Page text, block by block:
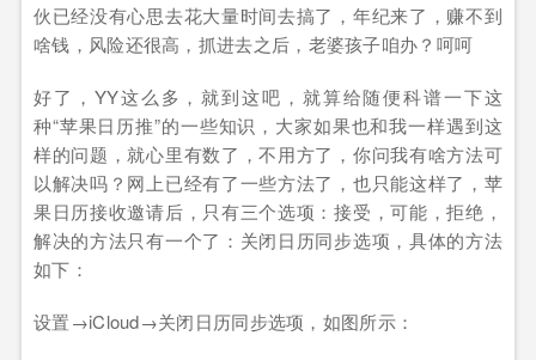
伙已经没有心思去花大量时间去搞了，年纪来了，赚不到
啥钱，风险还很高，抓进去之后，老婆孩子咱办？呵呵
好了，YY这么多，就到这吧，就算给随便科谱一下这
种“苹果日历推”的一些知识，大家如果也和我一样遇到这
样的问题，就心里有数了，不用方了，你问我有啥方法可
以解决吗？网上已经有了一些方法了，也只能这样了，苹
果日历接收邀请后，只有三个选项：接受，可能，拒绝，
解决的方法只有一个了：关闭日历同步选项，具体的方法
如下：
设置→iCloud→关闭日历同步选项，如图所示：